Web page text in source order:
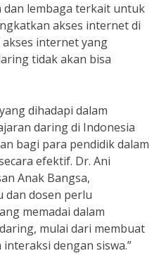
dan lembaga terkait untuk
akses internet di
internet yang
tidak akan bisa
dihadapi dalam
daring di Indonesia
bagi para pendidik dalam
efektif. Dr. Ani
Anak Bangsa,
dan dosen perlu
memadai dalam
mulai dari membuat
dengan siswa.”